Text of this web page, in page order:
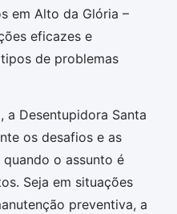
em Alto da Glória –
eficazes e
de problemas
a Desentupidora Santa
os desafios e as
o assunto é
Seja em situações
preventiva, a